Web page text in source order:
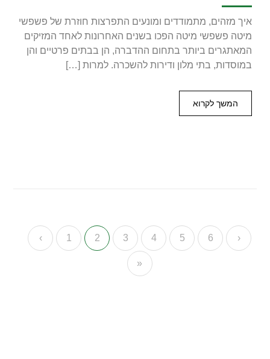
איך מזהים, מתמודדים ומונעים התפרצות חוזרת של פשפשי
מיטה פשפשי מיטה הפכו בשנים האחרונות לאחד המזיקים
המאתגרים ביותר בתחום ההדברה, הן בבתים פרטיים והן
במוסדות, בתי מלון ודירות להשכרה. למרות […]
המשך לקרוא
‹ 1 2 3 4 5 6 ›
»